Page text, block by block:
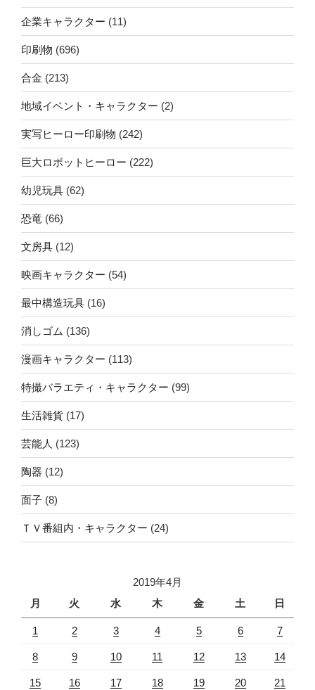
企業キャラクター (11)
印刷物 (696)
合金 (213)
地域イベント・キャラクター (2)
実写ヒーロー印刷物 (242)
巨大ロボットヒーロー (222)
幼児玩具 (62)
恐竜 (66)
文房具 (12)
映画キャラクター (54)
最中構造玩具 (16)
消しゴム (136)
漫画キャラクター (113)
特撮バラエティ・キャラクター (99)
生活雑貨 (17)
芸能人 (123)
陶器 (12)
面子 (8)
ＴＶ番組内・キャラクター (24)
2019年4月
月
火 水 木 金 土 日
1 2 3 4 5 6 7
8 9 10 11 12 13 14
15 16 17 18 19 20 21